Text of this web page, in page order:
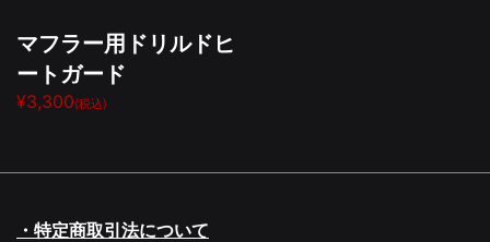
マフラー用ドリルドヒ
ートガード
¥3,300(税込)
・特定商取引法について